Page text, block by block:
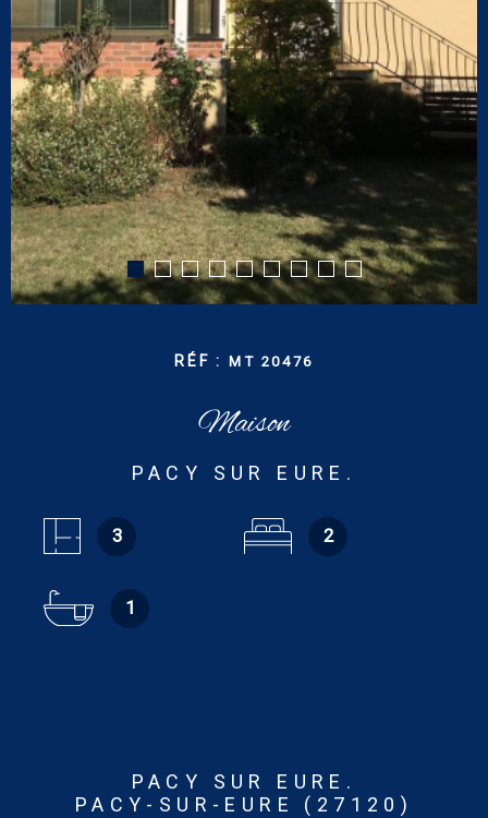
RÉF : MT 20476
Maison
PACY SUR EURE.
3 2
1
PACY SUR EURE.
PACY-SUR-EURE (27120)